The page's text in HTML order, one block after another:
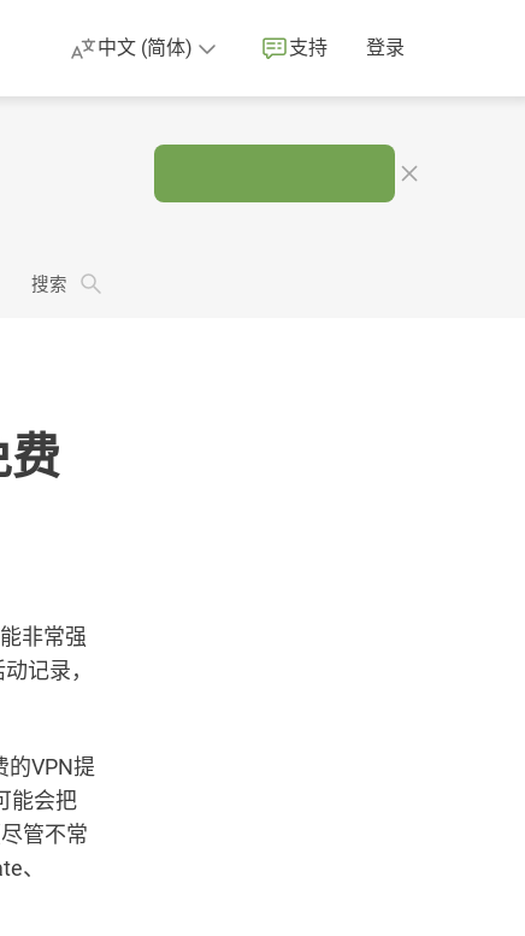
中文 (简体) 支持 登录
搜索
非常强
记录，
的VPN提
能会把
管不常
、